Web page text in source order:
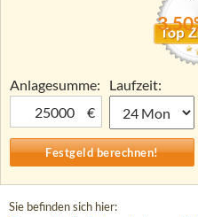
Anlagesumme:
€
Laufzeit:
Sie befinden sich hier: